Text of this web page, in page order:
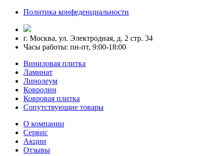
Политика конфеденциальности
г. Москва, ул. Электродная, д. 2 стр. 34
Часы работы: пн-пт, 9:00-18:00
Виниловая плитка
Ламинат
Линолеум
Ковролин
Ковровая плитка
Сопутствующие товары
О компании
Сервис
Акции
Отзывы